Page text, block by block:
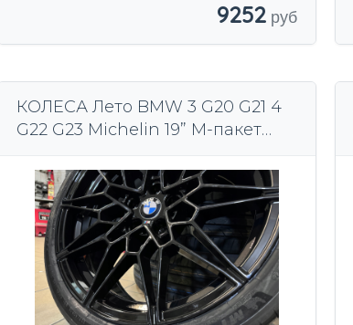
9252
КОЛЕСА Лето BMW 3 G20 G21 4
G22 G23 Michelin 19” M-пакет